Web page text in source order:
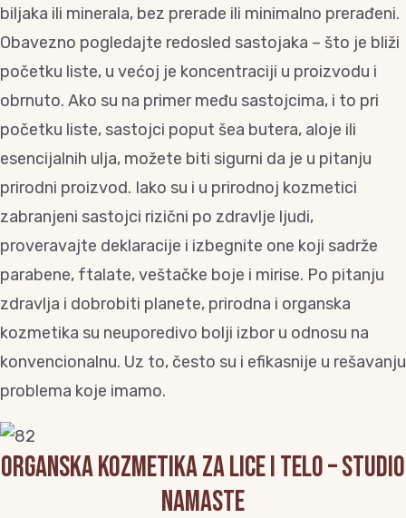
biljaka ili minerala, bez prerade ili minimalno prerađeni.
Obavezno pogledajte redosled sastojaka – što je bliži
početku liste, u većoj je koncentraciji u proizvodu i
obrnuto. Ako su na primer među sastojcima, i to pri
početku liste, sastojci poput šea butera, aloje ili
esencijalnih ulja, možete biti sigurni da je u pitanju
prirodni proizvod. Iako su i u prirodnoj kozmetici
zabranjeni sastojci rizični po zdravlje ljudi,
proveravajte deklaracije i izbegnite one koji sadrže
parabene, ftalate, veštačke boje i mirise. Po pitanju
zdravlja i dobrobiti planete, prirodna i organska
kozmetika su neuporedivo bolji izbor u odnosu na
konvencionalnu. Uz to, često su i efikasnije u rešavanju
problema koje imamo.
ORGANSKA KOZMETIKA ZA LICE I TELO – STUDIO
NAMASTE